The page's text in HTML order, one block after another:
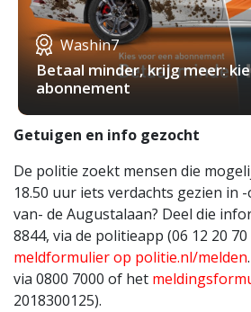
Washin7
Betaal minder, krijg meer:
abonnement
Getuigen en info gezocht
De politie zoekt mensen die
18.50 uur iets verdachts gezien in
van- de Augustalaan? Deel die
8844, via de politieapp (06 12 20
meldformulier op politie.nl/melden
via 0800 7000 of het
2018300125).